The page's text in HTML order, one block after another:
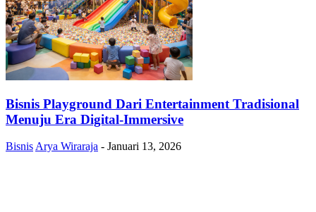
Bisnis Playground Dari Entertainment Tradisional
Menuju Era Digital-Immersive
Bisnis Arya Wiraraja - Januari 13, 2026